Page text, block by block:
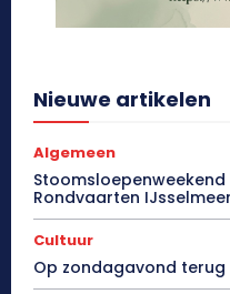
Nieuwe artikelen
Algemeen
Stoomsloepenweekend
Rondvaarten IJsselmeer
Cultuur
Op zondagavond terug